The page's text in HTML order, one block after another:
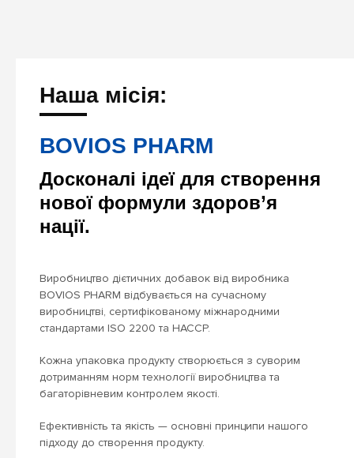
Наша місія:
BOVIOS PHARM
Досконалі ідеї для створення
нової формули здоров’я
нації.
Виробництво дієтичних добавок від виробника
BOVIOS PHARM відбувається на сучасному
виробництві, сертифікованому міжнародними
стандартами ISO 2200 та НАССР.
Кожна упаковка продукту створюється з суворим
дотриманням норм технології виробництва та
багаторівневим контролем якості.
Ефективність та якість — основні принципи нашого
підходу до створення продукту.